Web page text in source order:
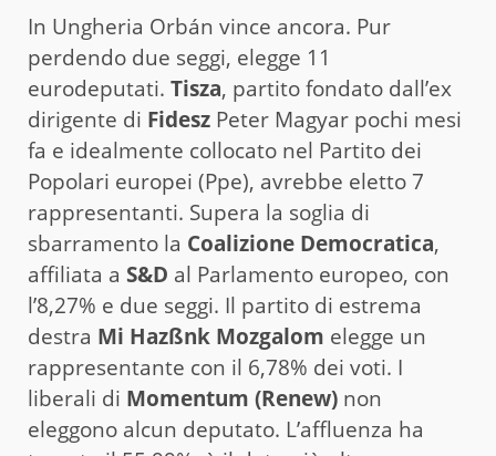
In Ungheria Orbán vince ancora. Pur
perdendo due seggi, elegge 11
eurodeputati. Tisza, partito fondato dall’ex
dirigente di Fidesz Peter Magyar pochi mesi
fa e idealmente collocato nel Partito dei
Popolari europei (Ppe), avrebbe eletto 7
rappresentanti. Supera la soglia di
sbarramento la Coalizione Democratica,
affiliata a S&D al Parlamento europeo, con
l’8,27% e due seggi. Il partito di estrema
destra Mi Hazßnk Mozgalom elegge un
rappresentante con il 6,78% dei voti. I
liberali di Momentum (Renew) non
eleggono alcun deputato. L’affluenza ha